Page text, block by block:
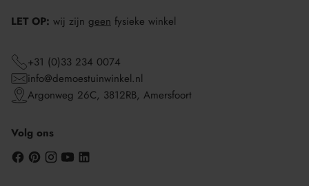
LET OP: wij zijn geen fysieke winkel
+31 (0)33 234 0074
info@demoestuinwinkel.nl
Argonweg 26C, 3812RB, Amersfoort
Volg ons